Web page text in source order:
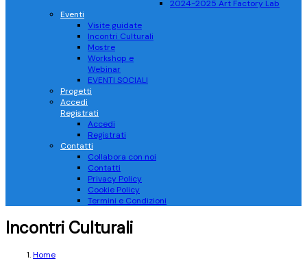
2024-2025 Art Factory Lab
Eventi
Visite guidate
Incontri Culturali
Mostre
Workshop e
Webinar
EVENTI SOCIALI
Progetti
Accedi
Registrati
Accedi
Registrati
Contatti
Collabora con noi
Contatti
Privacy Policy
Cookie Policy
Termini e Condizioni
Incontri Culturali
Home